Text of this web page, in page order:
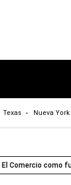
Texas Nueva York
El Comercio como